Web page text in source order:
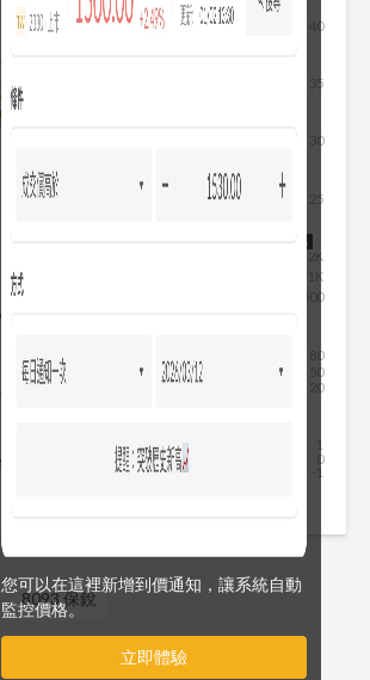
您可以在這裡新增到價通知，讓系統自動
監控價格。
立即體驗
25
30
35
40
2026/08/06
500
1K
2K
20
50
80
0
8093 保銳